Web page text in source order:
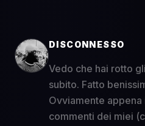
DISCONNESSO
Vedo che hai rotto
subito. Fatto
Ovviamente
commenti dei miei